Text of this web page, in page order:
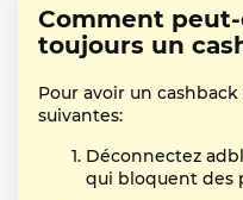
Comment
toujours un
Pour avoir un
suivantes:
Déconnectez
qui bloquent des